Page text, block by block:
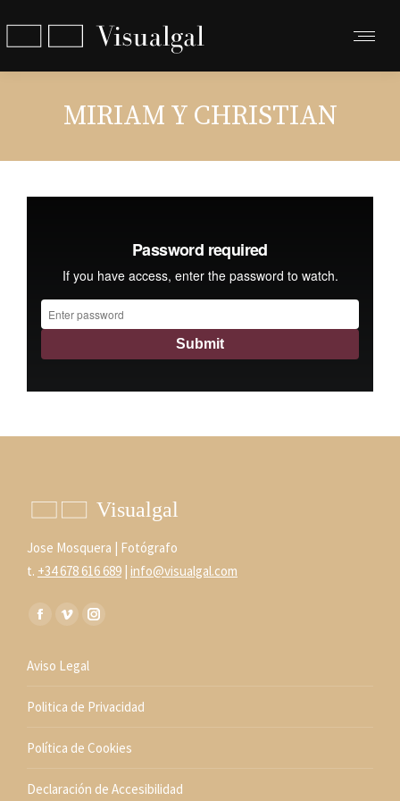
MIRIAM Y CHRISTIAN
Jose Mosquera | Fotógrafo
t. +34 678 616 689 | info@visualgal.com
Encuéntranos en:
Facebook
opens
new
window
Vimeo
opens
new
window
Instagram
new
window
Aviso Legal
Politica de Privacidad
Política de Cookies
Declaración de Accesibilidad